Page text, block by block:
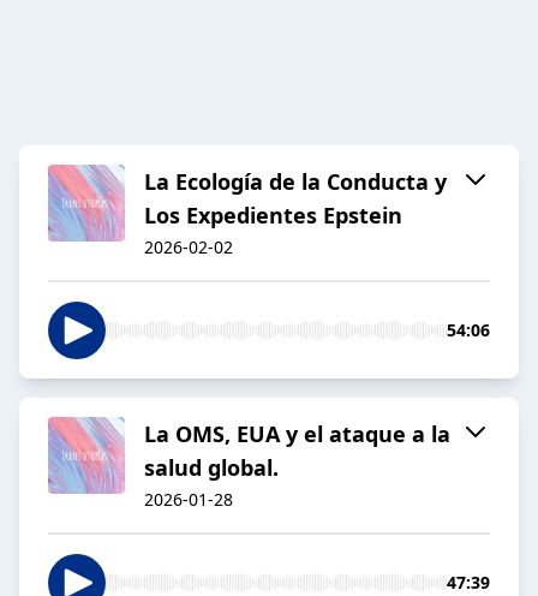
La Ecología de la Conducta y
Los Expedientes Epstein
2026-02-02
54:06
La OMS, EUA y el ataque a la
salud global.
2026-01-28
47:39